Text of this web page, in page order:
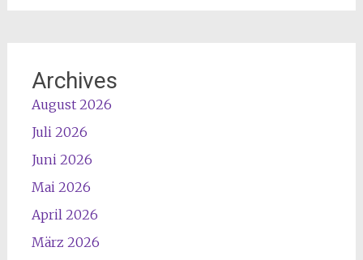
Archives
August 2026
Juli 2026
Juni 2026
Mai 2026
April 2026
März 2026